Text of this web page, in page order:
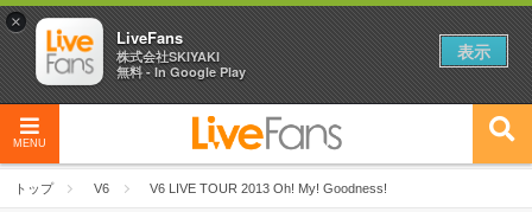
MENU
トップ V6 V6 LIVE TOUR 2013 Oh! My! Goodness!
2026
04/27
2026
【ライブ動員ランキング】2026年上半期編発表！
×
LiveFans
株式会社SKIYAKI
無料 - In Google Play
表示